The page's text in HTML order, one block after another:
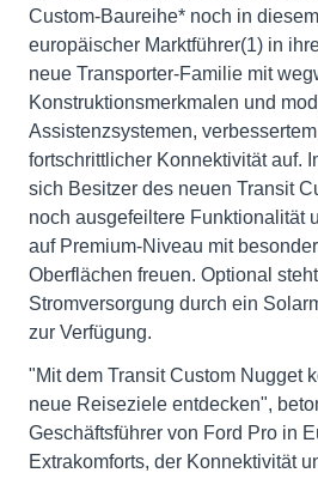
Custom-Baureihe* noch in
europäischer Marktführer(1) in
neue Transporter-Familie mit
Konstruktionsmerkmalen und
Assistenzsystemen,
fortschrittlicher Konnektivität auf.
sich Besitzer des neuen Transit
noch ausgefeiltere Funktionalität
auf Premium-Niveau mit
Oberflächen freuen. Optional
Stromversorgung durch ein
zur Verfügung.
"Mit dem Transit Custom Nugget
neue Reiseziele entdecken",
Geschäftsführer von Ford Pro in
Extrakomforts, der Konnektivität